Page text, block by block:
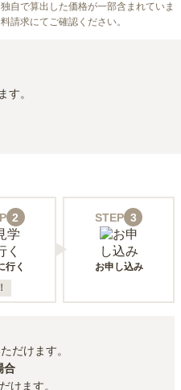
自で算出した価格が一部含まれていま
請求にてご確認ください。
す。
2
行く
STEP 3
お申し込み
だけます。
合
けます。